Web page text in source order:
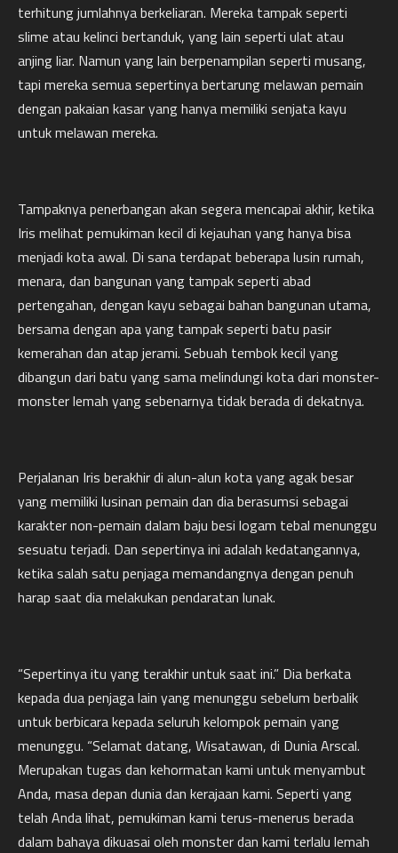
terhitung jumlahnya berkeliaran. Mereka tampak seperti
slime atau kelinci bertanduk, yang lain seperti ulat atau
anjing liar. Namun yang lain berpenampilan seperti musang,
tapi mereka semua sepertinya bertarung melawan pemain
dengan pakaian kasar yang hanya memiliki senjata kayu
untuk melawan mereka.
Tampaknya penerbangan akan segera mencapai akhir, ketika
Iris melihat pemukiman kecil di kejauhan yang hanya bisa
menjadi kota awal. Di sana terdapat beberapa lusin rumah,
menara, dan bangunan yang tampak seperti abad
pertengahan, dengan kayu sebagai bahan bangunan utama,
bersama dengan apa yang tampak seperti batu pasir
kemerahan dan atap jerami. Sebuah tembok kecil yang
dibangun dari batu yang sama melindungi kota dari monster-
monster lemah yang sebenarnya tidak berada di dekatnya.
Perjalanan Iris berakhir di alun-alun kota yang agak besar
yang memiliki lusinan pemain dan dia berasumsi sebagai
karakter non-pemain dalam baju besi logam tebal menunggu
sesuatu terjadi. Dan sepertinya ini adalah kedatangannya,
ketika salah satu penjaga memandangnya dengan penuh
harap saat dia melakukan pendaratan lunak.
“Sepertinya itu yang terakhir untuk saat ini.” Dia berkata
kepada dua penjaga lain yang menunggu sebelum berbalik
untuk berbicara kepada seluruh kelompok pemain yang
menunggu. “Selamat datang, Wisatawan, di Dunia Arscal.
Merupakan tugas dan kehormatan kami untuk menyambut
Anda, masa depan dunia dan kerajaan kami. Seperti yang
telah Anda lihat, pemukiman kami terus-menerus berada
dalam bahaya dikuasai oleh monster dan kami terlalu lemah